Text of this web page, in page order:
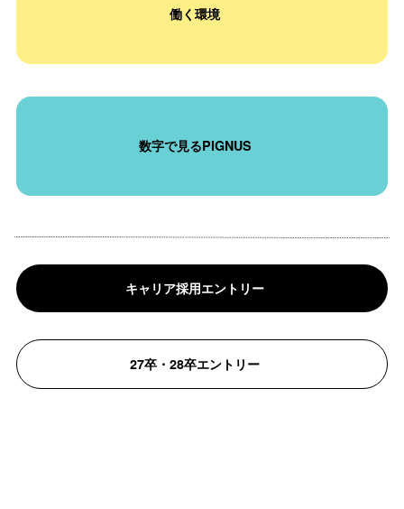
働く環境
数字で見るPIGNUS
キャリア採用エントリー
27卒・28卒エントリー